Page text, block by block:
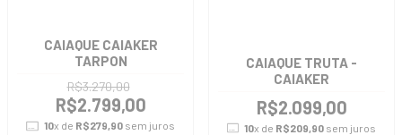
CAIAQUE CAIAKER
TARPON
R$3.270,00
R$2.799,00
10x de R$279,90sem juros
CAIAQUE TRUTA -
CAIAKER
R$2.099,00
10x de R$209,90 sem juros